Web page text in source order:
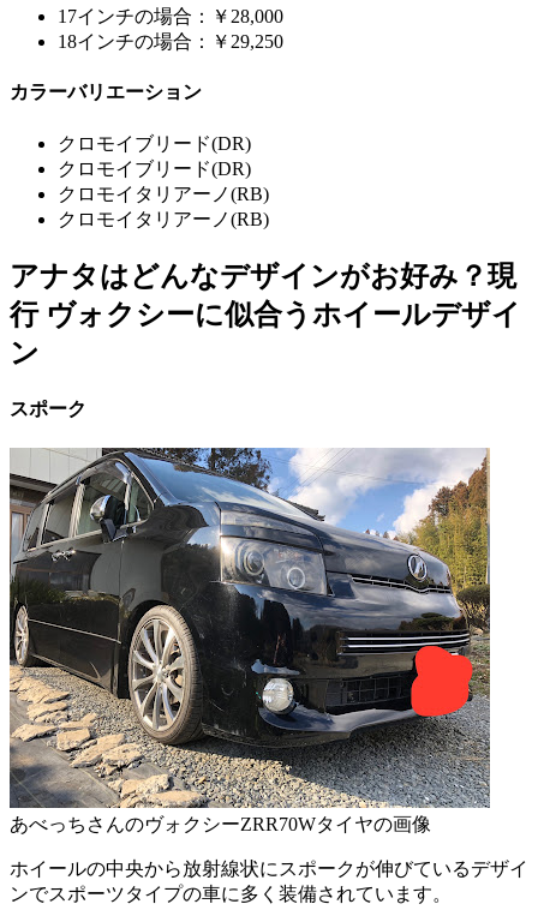
17インチの場合：￥28,000
18インチの場合：￥29,250
カラーバリエーション
クロモイブリード(DR)
クロモイブリード(DR)
クロモイタリアーノ(RB)
クロモイタリアーノ(RB)
アナタはどんなデザインがお好み？現
行 ヴォクシーに似合うホイールデザイ
ン
スポーク
あべっちさんのヴォクシーZRR70Wタイヤの画像
ホイールの中央から放射線状にスポークが伸びているデザイ
ンでスポーツタイプの車に多く装備されています。